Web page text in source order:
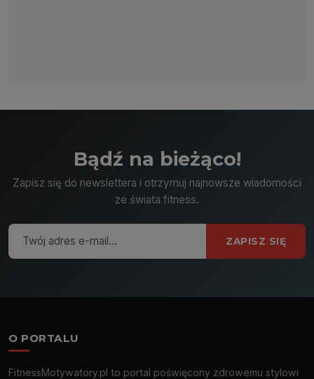
Bądź na bieżąco!
Zapisz się do newslettera i otrzymuj najnowsze wiadomości
ze świata fitness.
ZAPISZ SIĘ
O PORTALU
FitnessMotywatory.pl to portal poświęcony zdrowemu stylowi